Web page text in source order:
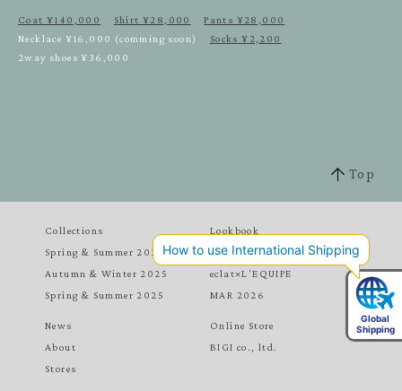
Coat ¥140,000 Shirt ¥28,000
Pants ¥28,000
Necklace ¥16,000 (comming soon)
Socks ¥2,200
2way shoes ¥36,000
Top
Collections
Spring & Summer 2026
Autumn & Winter 2025
Spring & Summer 2025
Lookbook
MAY 2026
eclat×L'EQUIPE
MAR 2026
News
About
Stores
Online Store
BIGI co., ltd.